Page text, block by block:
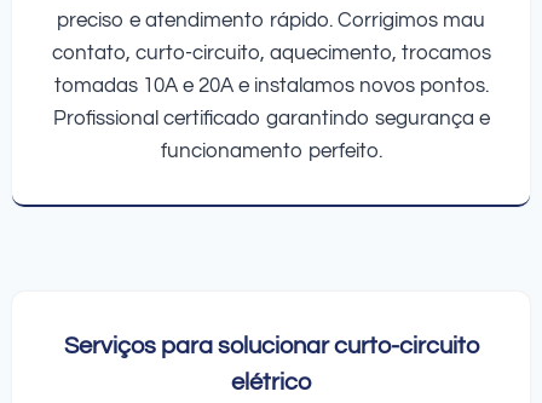
preciso e atendimento rápido. Corrigimos mau
contato, curto-circuito, aquecimento, trocamos
tomadas 10A e 20A e instalamos novos pontos.
Profissional certificado garantindo segurança e
funcionamento perfeito.
Serviços para solucionar curto-circuito
elétrico